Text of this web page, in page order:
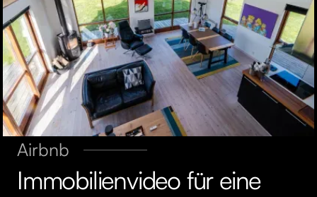
Airbnb
Immobilienvideo für eine